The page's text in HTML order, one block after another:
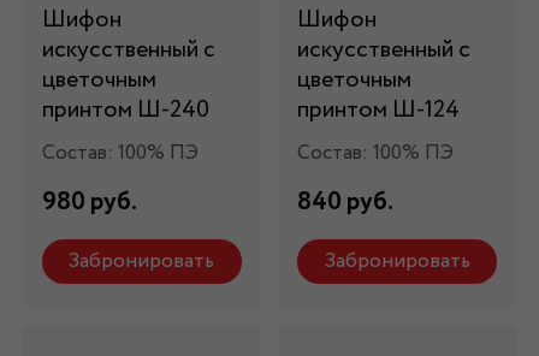
Шифон
искусственный с
цветочным
принтом Ш-240
Состав: 100% ПЭ
980 руб.
Забронировать
Шифон
искусственный с
цветочным
принтом Ш-124
Состав: 100% ПЭ
840 руб.
Забронировать